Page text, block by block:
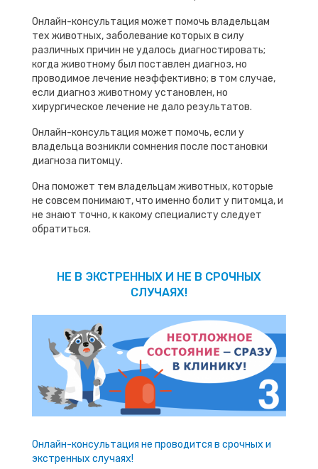
Онлайн-консультация может помочь владельцам
тех животных, заболевание которых в силу
различных причин не удалось диагностировать;
когда животному был поставлен диагноз, но
проводимое лечение неэффективно; в том случае,
если диагноз животному установлен, но
хирургическое лечение не дало результатов.
Онлайн-консультация может помочь, если у
владельца возникли сомнения после постановки
диагноза питомцу.
Она поможет тем владельцам животных, которые
не совсем понимают, что именно болит у питомца, и
не знают точно, к какому специалисту следует
обратиться.
НЕ В ЭКСТРЕННЫХ И НЕ В СРОЧНЫХ
СЛУЧАЯХ!
Онлайн-консультация не проводится в срочных и
экстренных случаях!